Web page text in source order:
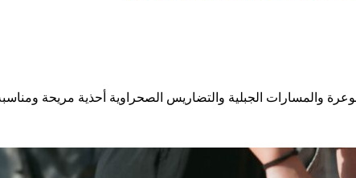
الوعرة والمسارات الجبلية والتضاريس الصحراوية أحذية مريحة